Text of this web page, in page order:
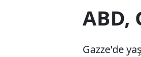
ABD,
Gazze'de